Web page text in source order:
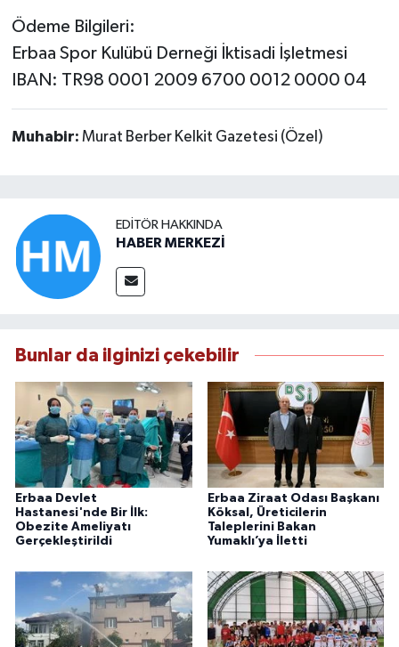
Ödeme Bilgileri:
Erbaa Spor Kulübü Derneği İktisadi İşletmesi
IBAN: TR98 0001 2009 6700 0012 0000 04
Muhabir: Murat Berber Kelkit Gazetesi (Özel)
EDITÖR HAKKINDA
HABER MERKEZİ
Bunlar da ilginizi çekebilir
Erbaa Devlet
Hastanesi'nde Bir İlk:
Obezite Ameliyatı
Gerçekleştirildi
Erbaa Ziraat Odası Başkanı
Köksal, Üreticilerin
Taleplerini Bakan
Yumaklı’ya İletti